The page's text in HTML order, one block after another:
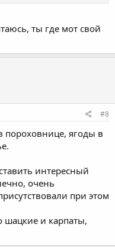
ты где мот свой
#8
пороховнице, ягоды в
интересный
очень
при этом
шацкие и карпаты,